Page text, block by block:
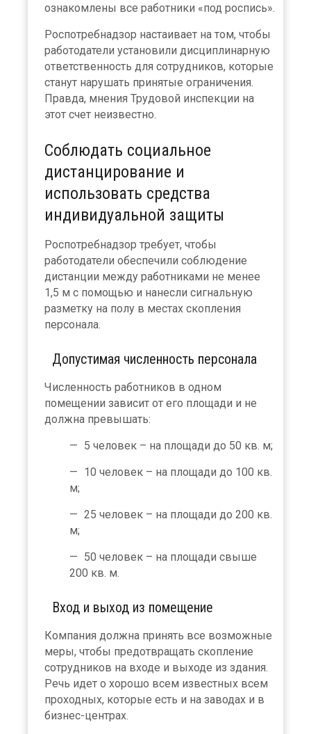
ознакомлены все работники «под роспись».
Роспотребнадзор настаивает на том, чтобы
работодатели установили дисциплинарную
ответственность для сотрудников, которые
станут нарушать принятые ограничения.
Правда, мнения Трудовой инспекции на
этот счет неизвестно.
Соблюдать социальное
дистанцирование и
использовать средства
индивидуальной защиты
Роспотребнадзор требует, чтобы
работодатели обеспечили соблюдение
дистанции между работниками не менее
1,5 м с помощью и нанесли сигнальную
разметку на полу в местах скопления
персонала.
Допустимая численность персонала
Численность работников в одном
помещении зависит от его площади и не
должна превышать:
5 человек – на площади до 50 кв. м;
10 человек – на площади до 100 кв.
м;
25 человек – на площади до 200 кв.
м;
50 человек – на площади свыше
200 кв. м.
Вход и выход из помещение
Компания должна принять все возможные
меры, чтобы предотвращать скопление
сотрудников на входе и выходе из здания.
Речь идет о хорошо всем известных всем
проходных, которые есть и на заводах и в
бизнес-центрах.